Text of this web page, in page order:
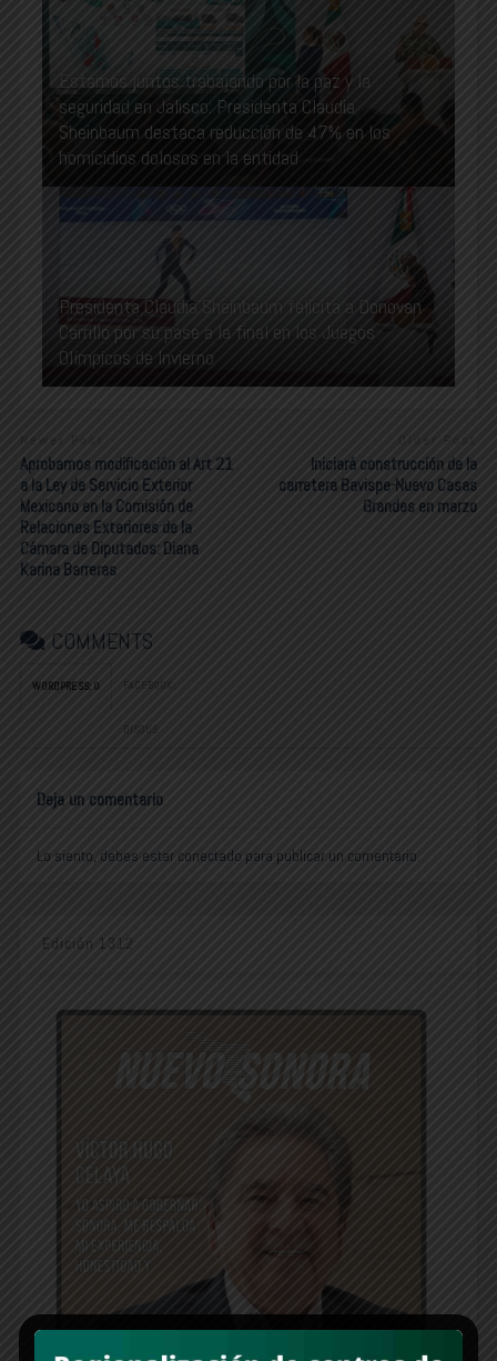
Estamos juntos trabajando por la paz y la
seguridad en Jalisco: Presidenta Claudia
Sheinbaum destaca reducción de 47% en los
homicidios dolosos en la entidad
Presidenta Claudia Sheinbaum felicita a Donovan
Carrillo por su pase a la final en los Juegos
Olímpicos de Invierno
Newer Post
Aprobamos modificación al Art 21
a la Ley de Servicio Exterior
Mexicano en la Comisión de
Relaciones Exteriores de la
Cámara de Diputados: Diana
Karina Barreras
Iniciará construcción de la
carretera Bavispe-Nuevo Casas
Grandes en marzo
COMMENTS
WORDPRESS: 0 FACEBOOK:
DISQUS:
Deja un comentario
Lo siento, debes estar conectado para publicar un comentario.
Edición 1312